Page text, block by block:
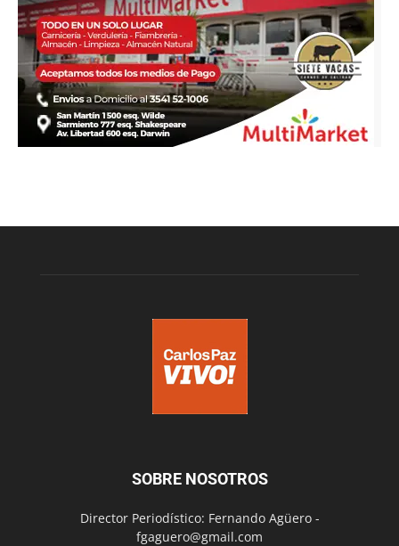
SOBRE NOSOTROS
Director Periodístico: Fernando Agüero -
fgaguero@gmail.com